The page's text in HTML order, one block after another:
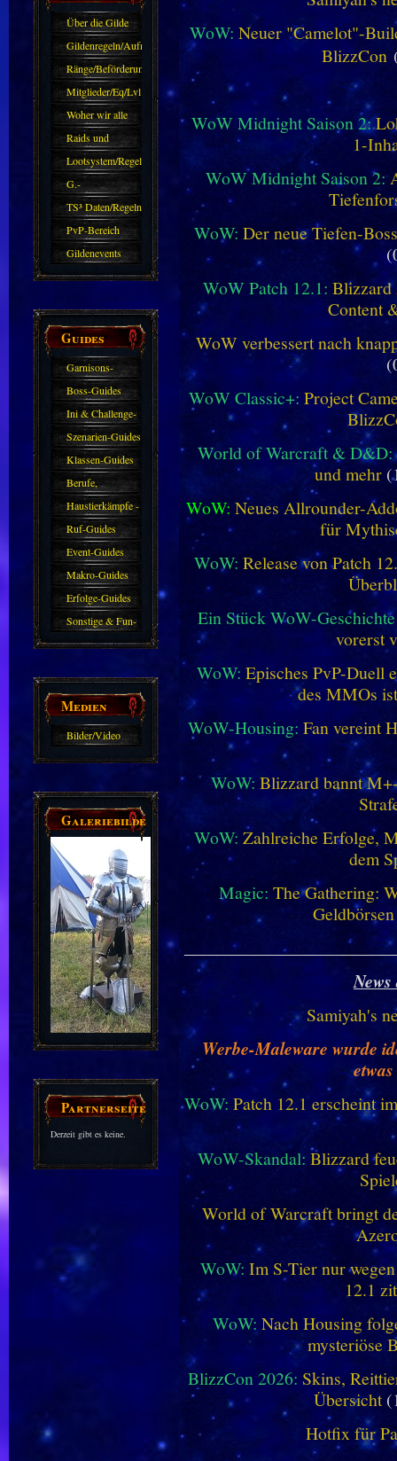
Über die Gilde
(DAW)
Gildenregeln/Aufnahme
Ränge/Beförderungen
Mitglieder/Eq/Lvl
Woher wir alle
kommen.
Raids und
Zubehör
Lootsystem/Regeln
G.-
Sparkasse/Goldleihen
TS³ Daten/Regeln
PvP-Bereich
Gildenevents
Guides
Garnisons-
Guides
Boss-Guides
Ini & Challenge-
Guides
Szenarien-Guides
Klassen-Guides
Berufe,
Farmkarten und
Haustiere
Haustierkämpfe -
Guide
Ruf-Guides
Event-Guides
Makro-Guides
Erfolge-Guides
Sonstige & Fun-
Guides
Medien
Bilder/Video
Galeriebilder
Partnerseiten
Derzeit gibt es keine.
WoW: Neuer "Camelot"-
BlizzCon
WoW Midnight Saison 2:
1-
WoW Midnight Saison 2:
WoW: Der neue Tiefen-
WoW Patch 12.1: Blizzard
Content
WoW verbessert nach
WoW Classic+: Project
World of Warcraft & D&D:
und mehr
WoW: Neues Allrounder-
für
WoW: Release von Patch
Ein Stück WoW-
vorerst
WoW: Episches PvP-Duell
des MMOs
WoW-Housing: Fan vereint
WoW:Blizzard bannt
WoW: Zahlreiche Erfolge,
dem
Magic: The Gathering:
Samiyah's
Werbe-Maleware wurde
WoW: Patch 12.1 erscheint
WoW-Skandal: Blizzard
World of Warcraft bringt
WoW: Im S-Tier nur
12.1
WoW: Nach Housing
mysteriöse
BlizzCon 2026: Skins,
Übersicht
Hotfix für